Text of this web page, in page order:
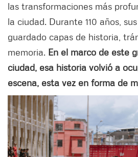
las transformaciones más
la ciudad. Durante 110 años,
guardado capas de historia,
memoria. En el marco de este
ciudad, esa historia volvió a
escena, esta vez en forma de